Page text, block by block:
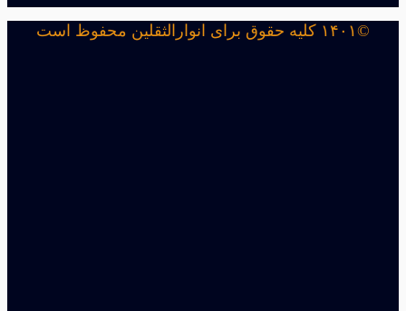
©۱۴۰۱ کلیه حقوق برای انوارالثقلین محفوظ است